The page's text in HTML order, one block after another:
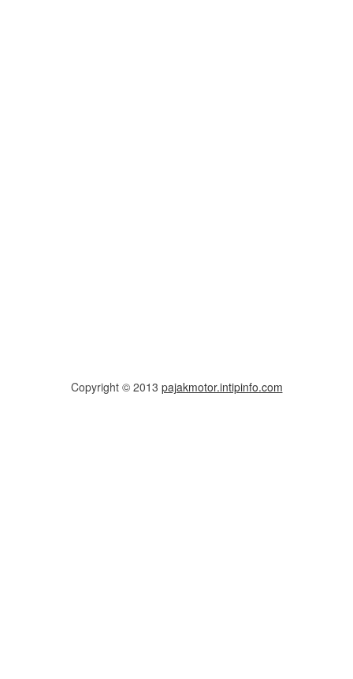
Copyright © 2013 pajakmotor.intipinfo.com